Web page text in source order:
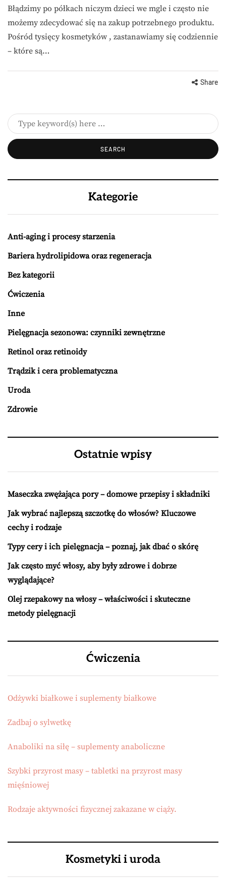
Błądzimy po półkach niczym dzieci we mgle i często nie
możemy zdecydować się na zakup potrzebnego produktu.
Pośród tysięcy kosmetyków , zastanawiamy się codziennie
– które są…
Share
Kategorie
Anti-aging i procesy starzenia
Bariera hydrolipidowa oraz regeneracja
Bez kategorii
Ćwiczenia
Inne
Pielęgnacja sezonowa: czynniki zewnętrzne
Retinol oraz retinoidy
Trądzik i cera problematyczna
Uroda
Zdrowie
Ostatnie wpisy
Maseczka zwężająca pory – domowe przepisy i składniki
Jak wybrać najlepszą szczotkę do włosów? Kluczowe
cechy i rodzaje
Typy cery i ich pielęgnacja – poznaj, jak dbać o skórę
Jak często myć włosy, aby były zdrowe i dobrze
wyglądające?
Olej rzepakowy na włosy – właściwości i skuteczne
metody pielęgnacji
Ćwiczenia
Odżywki białkowe i suplementy białkowe
Zadbaj o sylwetkę
Anaboliki na siłę – suplementy anaboliczne
Szybki przyrost masy – tabletki na przyrost masy
mięśniowej
Rodzaje aktywności fizycznej zakazane w ciąży.
Kosmetyki i uroda